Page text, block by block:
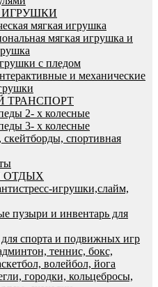
ИГРУШКИ
мягкая игрушка
мягкая игрушка и
с пледом
и механические
ТРАНСПОРТ
2- х колесные
3- х колесные
спортивная
ОТДЫХ
игрушки,слайм,
пузыри и инвентарь для
спорта и подвижных игр
теннис, бокс,
волейбол, йога
городки, кольцебросы,